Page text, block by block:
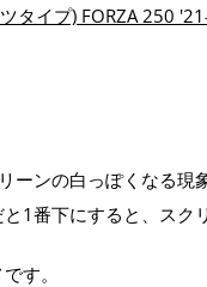
タイプ) FORZA 250
ンの白っぽくなる現
1番下にすると、スク
す。